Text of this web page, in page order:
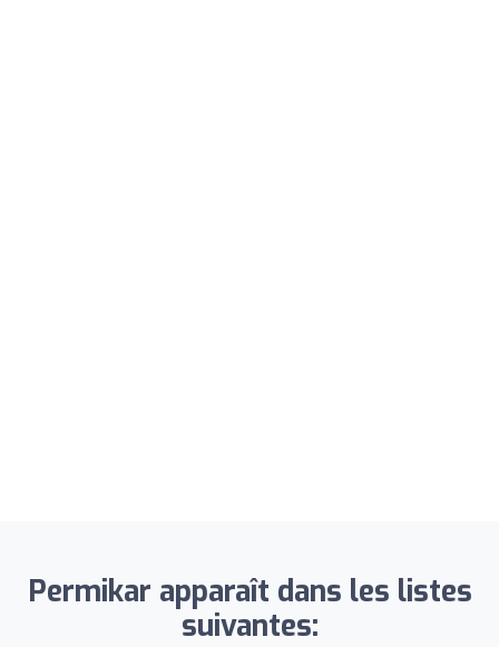
Permikar apparaît dans les listes
suivantes: